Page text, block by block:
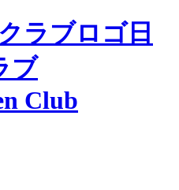
日
ブ
Club